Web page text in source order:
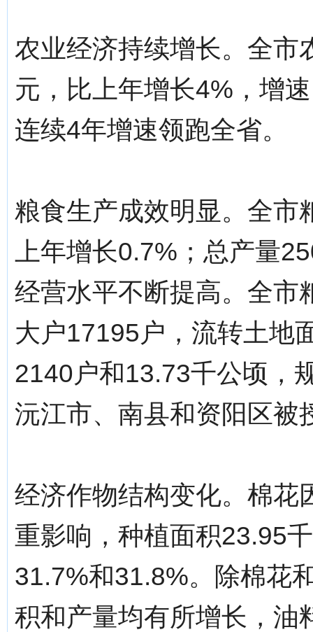
农业经济持续增长。全市
元，比上年增长4%，增
连续4年增速领跑全省。
粮食生产成效明显。全市
上年增长0.7%；总产量
经营水平不断提高。全市
大户17195户，流转土地
2140户和13.73千公顷，
沅江市、南县和资阳区被
经济作物结构变化。棉花
重影响，种植面积23.95
31.7%和31.8%。除棉花
积和产量均有所增长，油